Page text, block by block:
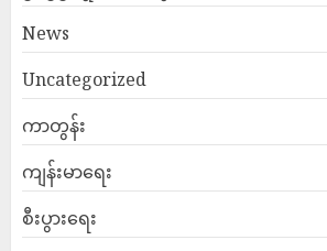
News
Uncategorized
ကာတွန်း
ကျန်းမာရေး
စီးပွားရေး